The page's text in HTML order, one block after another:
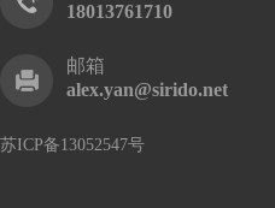
18013761710
邮箱
alex.yan@sirido.net
苏ICP备13052547号